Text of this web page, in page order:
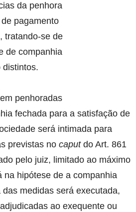
da penhora
pagamento
tratando-se de
de companhia
distintos.
penhoradas
fechada para a satisfação de
será intimada para
previstas no caputdo Art. 861
pelo juiz, limitado ao máximo
na hipótese de a companhia
medidas será executada,
ao exequente ou